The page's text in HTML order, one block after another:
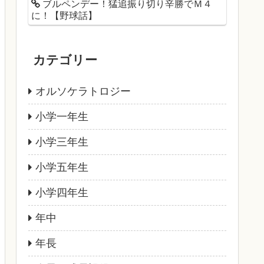
ブルペンデー！猛追振り切り辛勝でＭ４
に！【野球話】
カテゴリー
オルソケラトロジー
小学一年生
小学三年生
小学五年生
小学四年生
年中
年長